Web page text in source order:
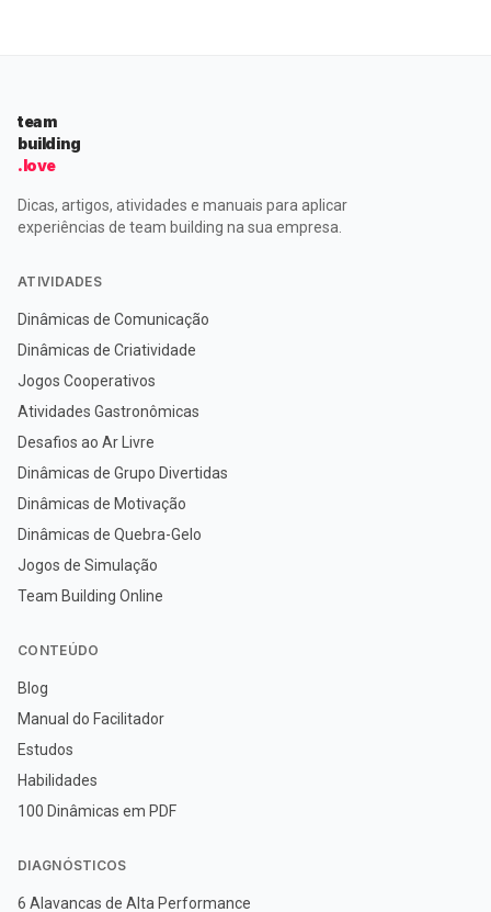
team
building
.love
Dicas, artigos, atividades e manuais para aplicar
experiências de team building na sua empresa.
ATIVIDADES
Dinâmicas de Comunicação
Dinâmicas de Criatividade
Jogos Cooperativos
Atividades Gastronômicas
Desafios ao Ar Livre
Dinâmicas de Grupo Divertidas
Dinâmicas de Motivação
Dinâmicas de Quebra-Gelo
Jogos de Simulação
Team Building Online
CONTEÚDO
Blog
Manual do Facilitador
Estudos
Habilidades
100 Dinâmicas em PDF
DIAGNÓSTICOS
6 Alavancas de Alta Performance